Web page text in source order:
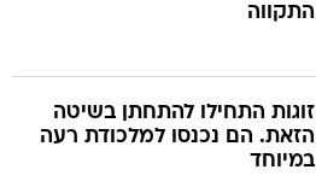
התקווה
זוגות התחילו להתחתן בשיטה
הזאת. הם נכנסו למלכודת רעה
במיוחד